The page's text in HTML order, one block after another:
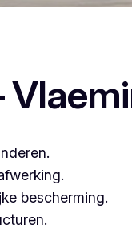
bescherming.